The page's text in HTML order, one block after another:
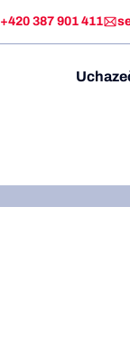
+420 387 901 411